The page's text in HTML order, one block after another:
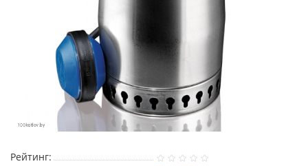
Рейтинг: